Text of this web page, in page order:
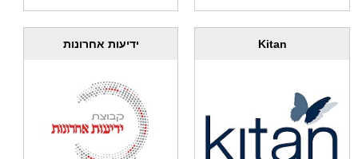
Kitan ידיעות אחרונות